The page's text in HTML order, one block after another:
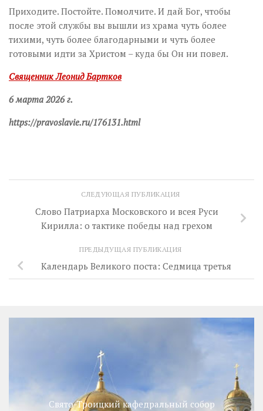
Приходите. Постойте. Помолчите. И дай Бог, чтобы
после этой службы вы вышли из храма чуть более
тихими, чуть более благодарными и чуть более
готовыми идти за Христом – куда бы Он ни повел.
Священник Леонид Бартков
6 марта 2026 г.
https://pravoslavie.ru/176131.html
СЛЕДУЮЩАЯ ПУБЛИКАЦИЯ
Слово Патриарха Московского и всея Руси
Кирилла: о тактике победы над грехом
ПРЕДЫДУЩАЯ ПУБЛИКАЦИЯ
Календарь Великого поста: Седмица третья
Свято-Троицкий кафедральный собор